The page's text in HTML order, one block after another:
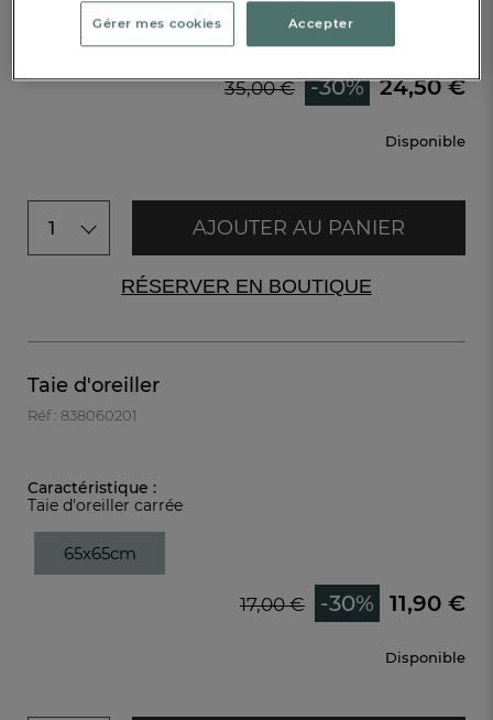
Disponible
35,00 € -30% 24,50 €
1 AJOUTER AU PANIER
RÉSERVER EN BOUTIQUE
Taie d'oreiller
Réf : 838060201
Caractéristique :
Taie d'oreiller carrée
65x65cm
Disponible
17,00 € -30% 11,90 €
Gérer mes cookies Accepter